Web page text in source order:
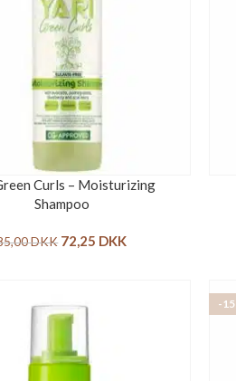
Curls – Moisturizing
Shampoo
DKK 72,25 DKK
-